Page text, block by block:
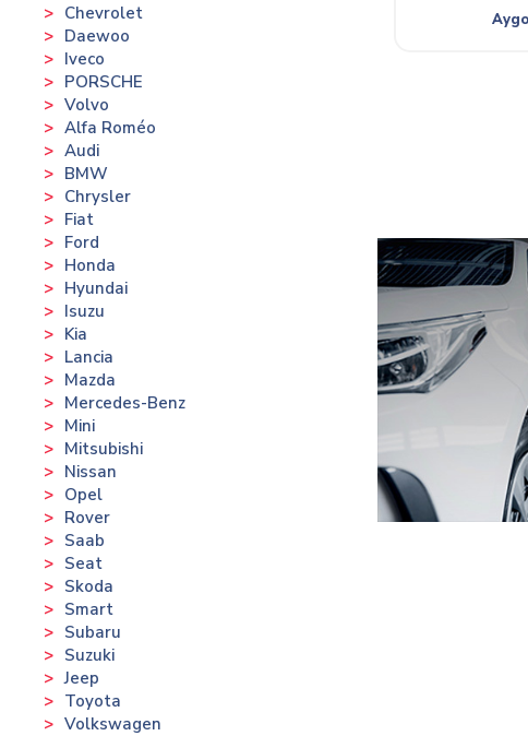
Chevrolet
Daewoo
Iveco
PORSCHE
Volvo
Alfa Roméo
Audi
BMW
Chrysler
Fiat
Ford
Honda
Hyundai
Isuzu
Kia
Lancia
Mazda
Mercedes-Benz
Mini
Mitsubishi
Nissan
Opel
Rover
Saab
Seat
Skoda
Smart
Subaru
Suzuki
Jeep
Toyota
Volkswagen